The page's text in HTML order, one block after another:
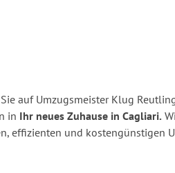
auf Umzugsmeister Klug
in Ihr neues Zuhause in Cagliari.
effizienten und kostengünstigen